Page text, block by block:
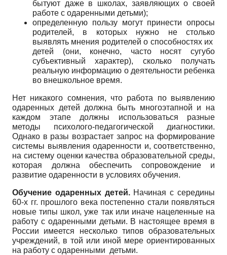
бытуют даже в школах, заявляющих о своей
работе с одаренными детьми);
определенную пользу могут принести опросы
родителей, в которых нужно не столько
выявлять мнения родителей о способностях их
детей (они, конечно, часто носят сугубо
субъективный характер), сколько получать
реальную информацию о деятельности ребенка
во внешкольное время.
Нет никакого сомнения, что работа по выявлению
одаренных детей должна быть многоэтапной и на
каждом этапе должны использоваться разные
методы психолого-педагогической диагностики.
Однако в разы возрастает запрос на формирование
системы выявления одаренности и, соответственно,
на систему оценки качества образовательной среды,
которая должна обеспечить сопровождение и
развитие одаренности в условиях обучения.
Обучение одаренных детей.Начиная с середины
60-х гг. прошлого века постепенно стали появляться
новые типы школ, уже так или иначе нацеленные на
работу с одаренными детьми. В настоящее время в
России имеется несколько типов образовательных
учреждений, в той или иной мере ориентированных
на работу с одаренными детьми.